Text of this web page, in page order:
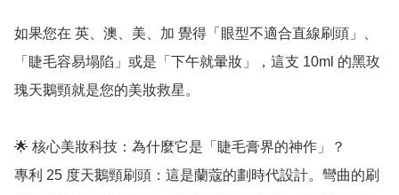
如果您在 英、澳、美、加 覺得「眼型不適合直線刷頭」、
「睫毛容易塌陷」或是「下午就暈妝」，這支 10ml 的黑玫
瑰天鵝頸就是您的美妝救星。
🌟 核心美妝科技：為什麼它是「睫毛膏界的神作」？
專利 25 度天鵝頸刷頭：這是蘭蔻的劃時代設計。彎曲的刷